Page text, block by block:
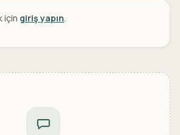
için giriş yapın.